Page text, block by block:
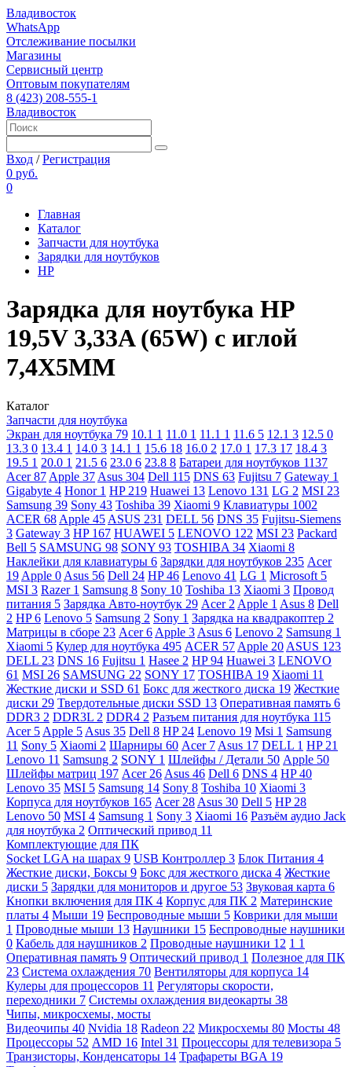
Владивосток
WhatsApp
Отслеживание посылки
Магазины
Сервисный центр
Оптовым покупателям
8 (423) 208-555-1
Владивосток
Вход /Регистрация
0 руб.
0
Главная
Каталог
Запчасти для ноутбука
Зарядки для ноутбуков
HP
Зарядка для ноутбука HP
19,5V 3,33A (65W) с иглой
7,4X5ММ
Каталог
Запчасти для ноутбука
Экран для ноутбука 79 10.1 1 11.0 1 11.1 1 11.6 5 12.1 3 12.5 0
13.3 0 13.4 1 14.0 3 14.1 1 15.6 18 16.0 2 17.0 1 17.3 17 18.4 3
19.5 1 20.0 1 21.5 6 23.0 6 23.8 8 Батареи для ноутбуков 1137
Acer87 Apple 37 Asus 304 Dell 115 DNS 63 Fujitsu 7 Gateway 1
Gigabyte 4 Honor 1 HP 219 Huawei 13 Lenovo 131 LG 2 MSI 23
Samsung 39 Sony 43 Toshiba 39 Xiaomi 9 Клавиатуры 1002
ACER 68 Apple 45 ASUS 231 DELL 56 DNS 35 Fujitsu-Siemens
3 Gateway 3 HP 167 HUAWEI 5 LENOVO 122 MSI 23 Packard
Bell 5 SAMSUNG 98 SONY 93 TOSHIBA 34 Xiaomi 8
Наклейки для клавиатуры 6 Зарядки для ноутбуков 235 Acer
19 Apple 0 Asus 56 Dell 24 HP46 Lenovo 41 LG 1 Microsoft 5
MSI 3 Razer 1 Samsung 8 Sony 10 Toshiba 13 Xiaomi 3 Провод
питания 5 Зарядка Авто-ноутбук 29 Acer 2 Apple 1 Asus 8 Dell
2 HP6 Lenovo 5 Samsung 2 Sony 1 Зарядка на квадракоптер 2
Матрицы в сборе 23 Acer6 Apple 3 Asus 6 Lenovo 2 Samsung 1
Xiaomi 5 Кулер для ноутбука 495 ACER 57 Apple 20 ASUS 123
DELL 23 DNS 16 Fujitsu 1 Hasee 2 HP94 Huawei 3 LENOVO
61 MSI 26 SAMSUNG 22 SONY 17 TOSHIBA 19 Xiaomi 11
Жесткие диски и SSD 61 Бокс для жесткого диска 19 Жесткие
диски 29 Твердотельные диски SSD 13 Оперативная память 6
DDR3 2 DDR3L 2 DDR4 2 Разъем питания для ноутбука 115
Acer 5 Apple 5 Asus 35 Dell 8 HP 24 Lenovo 19 Msi 1 Samsung
11 Sony 5 Xiaomi 2 Шарниры 60 Acer 7 Asus 17 DELL 1 HP 21
Lenovo 11 Samsung 2 SONY 1 Шлейфы / Детали 50 Apple 50
Шлейфы матриц 197 Acer 26 Asus 46 Dell 6 DNS 4 HP40
Lenovo 35 MSI 5 Samsung 14 Sony 8 Toshiba 10 Xiaomi 3
Корпуса для ноутбуков 165 Acer 28 Asus 30 Dell 5 HP 28
Lenovo 50 MSI 4 Samsung 1 Sony 3 Xiaomi 16 Разъём аудио Jack
для ноутбука 2 Оптический привод 11
Комплектующие для ПК
Socket LGA на шарах 9 USB Контроллер 3 Блок Питания 4
Жесткие диски, Боксы 9 Бокс для жесткого диска 4 Жесткие
диски 5 Зарядки для мониторов и другое 53 Звуковая карта 6
Кнопки включения для ПК 4 Корпус для ПК 2 Материнские
платы 4 Мыши 19 Беспроводные мыши 5 Коврики для мыши
1 Проводные мыши 13 Наушники 15 Беспроводные наушники
0 Кабель для наушников 2 Проводные наушники 12 1 1
Оперативная память 9 Оптический привод 1 Полезное для ПК
23 Система охлаждения 70 Вентиляторы для корпуса 14
Кулеры для процессоров 11 Регуляторы скорости,
переходники 7 Системы охлаждения видеокарты 38
Чипы, микросхемы, мосты
Видеочипы 40 Nvidia 18 Radeon 22 Микросхемы 80 Мосты 48
Процессоры 52 AMD 16 Intel 31 Процессоры для телевизора 5
Транзисторы, Конденсаторы 14 Трафареты BGA 19